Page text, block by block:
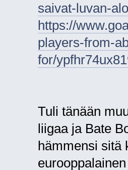
saivat-luvan-
https://
players-from-
for/
Tuli tänään
liigaa ja Bate
hämmensi sitä